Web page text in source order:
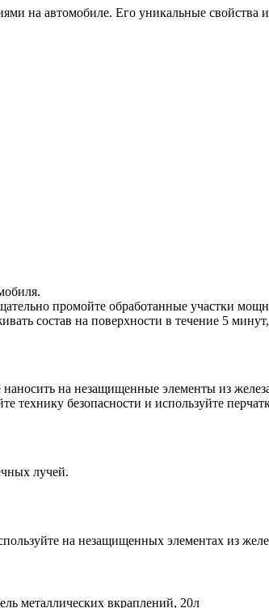
на автомобиле. Его уникальные свойства
промойте обработанные участки
состав на поверхности в течение 5
на незащищенные элементы из
технику безопасности и используйте
лучей.
на незащищенных элементах из
металлических вкраплений, 20л